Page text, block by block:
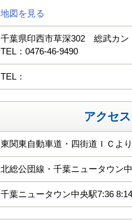
地図を見る
千葉県印西市草深302 総武カン
TEL：0476-46-9490
TEL：
アクセス
東関東自動車道・四街道ＩＣよ
北総公団線・千葉ニュータウン
千葉ニュータウン中央駅7:36